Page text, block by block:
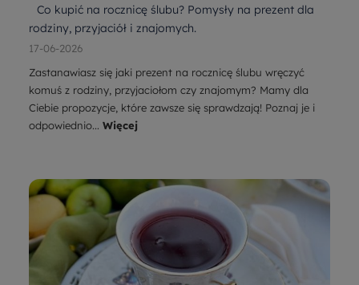
Co kupić na rocznicę ślubu? Pomysły na prezent dla
rodziny, przyjaciół i znajomych.
17-06-2026
Zastanawiasz się jaki prezent na rocznicę ślubu wręczyć
komuś z rodziny, przyjaciołom czy znajomym? Mamy dla
Ciebie propozycje, które zawsze się sprawdzają! Poznaj je i
odpowiednio... Więcej